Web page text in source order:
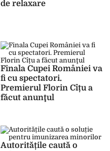
de relaxare
Finala Cupei României va
fi cu spectatori.
Premierul Florin Cîțu a
făcut anunţul
Autoritățile caută o